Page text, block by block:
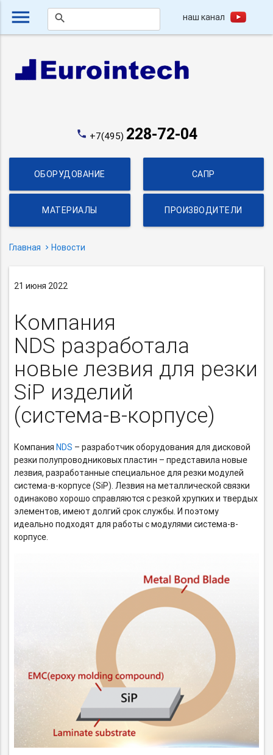
menu search наш канал
phone +7(495) 228-72-04
ОБОРУДОВАНИЕ САПР
МАТЕРИАЛЫ ПРОИЗВОДИТЕЛИ
Главная Новости
21 июня 2022
Компания
NDS разработала
новые лезвия для резки
SiP изделий
(система-в-корпусе)
КомпанияNDS – разработчик оборудования для дисковой
резки полупроводниковых пластин – представила новые
лезвия, разработанные специальное для резки модулей
система-в-корпусе(SiP). Лезвия на металлической связки
одинаково хорошо справляются с резкой хрупких и твердых
элементов, имеют долгий срок службы. И поэтому
идеально подходят для работы с модулями система-в-
корпусе.